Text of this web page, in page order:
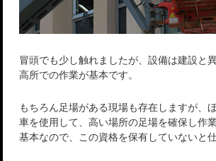
冒頭でも少し触れましたが、設備は建設と
高所での作業が基本です。
もちろん足場がある現場も存在しますが、
車を使用して、高い場所の足場を確保し作
基本なので、この資格を保有していないと